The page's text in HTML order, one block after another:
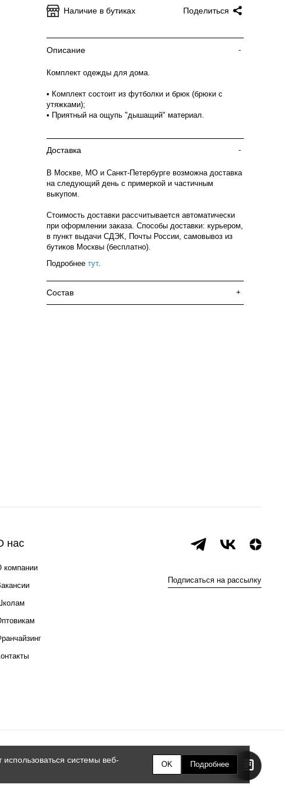
Наличие в бутиках Поделиться
Описание -
Комплект одежды для дома.
• Комплект состоит из футболки и брюк (брюки с
утяжками);
• Приятный на ощупь "дышащий" материал.
Доставка -
В Москве, МО и Санкт-Петербурге возможна доставка
на следующий день с примеркой и частичным
выкупом.
Стоимость доставки рассчитывается автоматически
при оформлении заказа. Способы доставки: курьером,
в пункт выдачи СДЭК, Почты России, самовывоз из
бутиков Москвы (бесплатно).
Подробнее тут.
Состав +
нас
компании
Подписаться на рассылку
системы веб-
OK Подробнее